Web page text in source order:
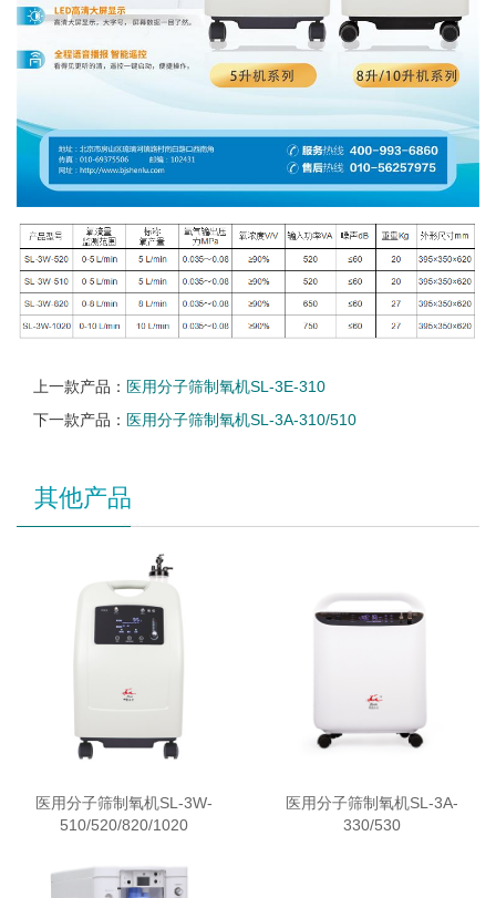
上一款产品： 医用分子筛制氧机SL-3E-310
下一款产品： 医用分子筛制氧机SL-3A-310/510
其他产品
医用分子筛制氧机SL-3W-
510/520/820/1020
医用分子筛制氧机SL-3A-
330/530